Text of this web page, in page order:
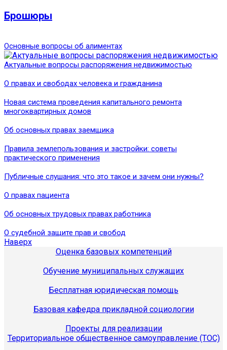
Брошюры
Основные вопросы об алиментах
Актуальные вопросы распоряжения недвижимостью
О правах и свободах человека и гражданина
Новая система проведения капитального ремонта
многоквартирных домов
Об основных правах заемщика
Правила землепользования и застройки: советы
практического применения
Публичные слушания: что это такое и зачем они нужны?
О правах пациента
Об основных трудовых правах работника
О судебной защите прав и свобод
Наверх
Оценка базовых компетенций
Обучение муниципальных служащих
Бесплатная юридическая помощь
Базовая кафедра прикладной социологии
Проекты для реализации
Территориальное общественное самоуправление (ТОС)